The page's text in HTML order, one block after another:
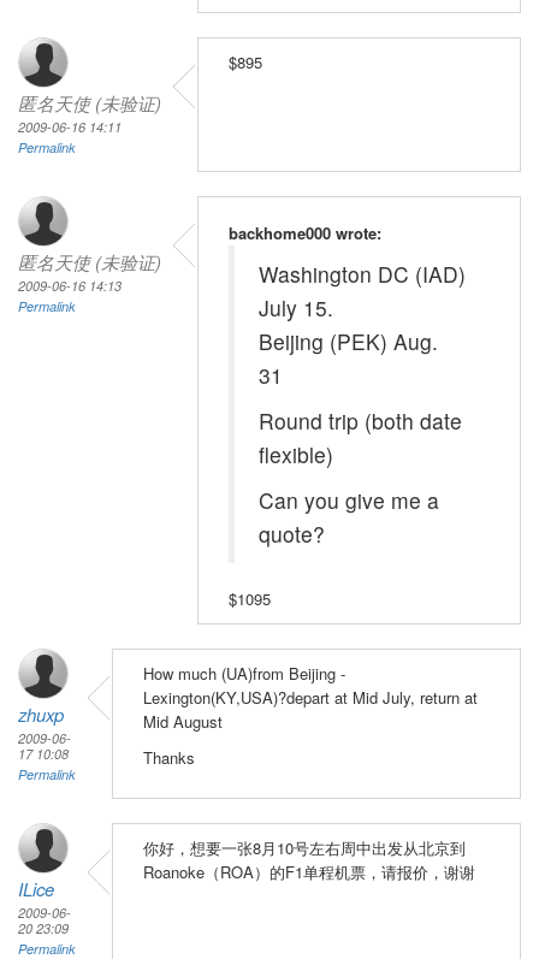
匿名天使 (未验证)
2009-06-16 14:11
Permalink
$895
匿名天使 (未验证)
2009-06-16 14:13
Permalink
backhome000 wrote:
Washington DC (IAD)
July 15.
Beijing (PEK) Aug.
31
Round trip (both date
flexible)
Can you give me a
quote?
$1095
zhuxp
2009-06-
17 10:08
Permalink
How much (UA)from Beijing -
Lexington(KY,USA)?depart at Mid July, return at
Mid August
Thanks
ILice
2009-06-
20 23:09
Permalink
你好，想要一张8月10号左右周中出发从北京到
Roanoke（ROA）的F1单程机票，请报价，谢谢